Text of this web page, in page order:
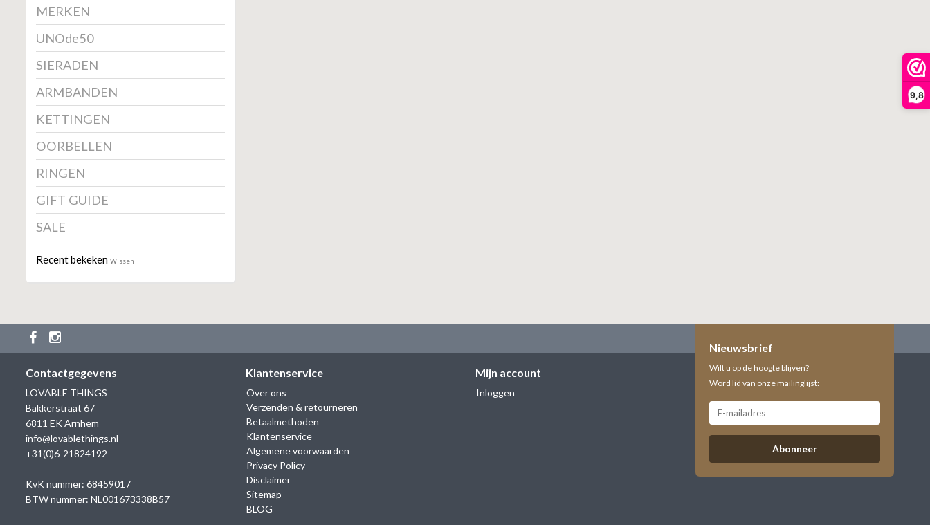
9,8
MERKEN
UNOde50
SIERADEN
ARMBANDEN
KETTINGEN
OORBELLEN
RINGEN
GIFT GUIDE
SALE
Recent bekeken Wissen
Contactgegevens
LOVABLE THINGS
Bakkerstraat 67
6811 EK Arnhem
info@lovablethings.nl
+31(0)6-21824192
KvK nummer: 68459017
BTW nummer: NL001673338B57
Klantenservice
Over ons
Verzenden & retourneren
Betaalmethoden
Klantenservice
Algemene voorwaarden
Privacy Policy
Disclaimer
Sitemap
BLOG
Mijn account
Inloggen
Nieuwsbrief
Wilt u op de hoogte blijven?
Word lid van onze mailinglijst:
Abonneer